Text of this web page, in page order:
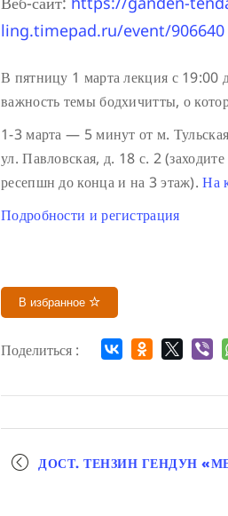
ling.timepad.ru/event/906640
В пятницу 1 марта лекция с 19:00
важность темы бодхичитты, о
1-3 марта — 5 минут от м.
ул. Павловская, д. 18 с. 2
ресепшн до конца и на 3 этаж).На
Подробности и регистрация
В избранное
Поделиться :
Мероприятие
навигация
ДОСТ. ТЕНЗИН ГЕНДУН